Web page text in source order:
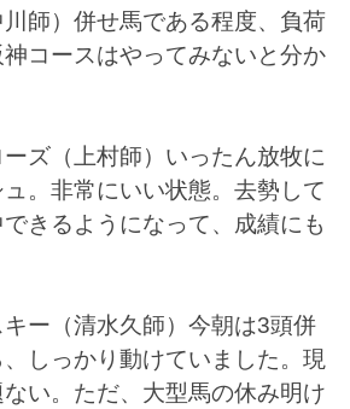
師）併せ馬である程度、負荷
コースはやってみないと分か
ズ（上村師）いったん放牧に
。非常にいい状態。去勢して
きるようになって、成績にも
ー（清水久師）今朝は3頭併
しっかり動けていました。現
い。ただ、大型馬の休み明け